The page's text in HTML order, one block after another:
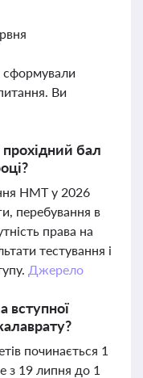
сформували
Ви
бал
НМТ у 2026
перебування в
права на
тестування і
Джерело
вступної
починається 1
з 19 липня до 1